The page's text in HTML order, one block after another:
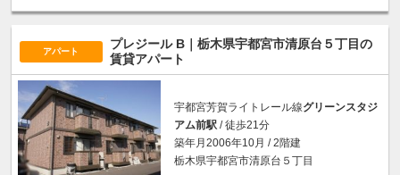
アパート
プレジール B｜栃木県宇都宮市清原台５丁目の
賃貸アパート
宇都宮芳賀ライトレール線グリーンスタジ
アム前駅 / 徒歩21分
築年月2006年10月 / 2階建
栃木県宇都宮市清原台５丁目